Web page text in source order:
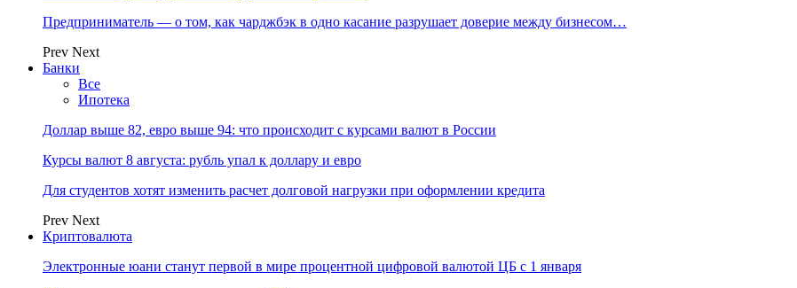
Предприниматель — о том, как чарджбэк в одно касание разрушает доверие между бизнесом…
Prev Next
Банки
Все
Ипотека
Доллар выше 82, евро выше 94: что происходит с курсами валют в России
Курсы валют 8 августа: рубль упал к доллару и евро
Для студентов хотят изменить расчет долговой нагрузки при оформлении кредита
Prev Next
Криптовалюта
Электронные юани станут первой в мире процентной цифровой валютой ЦБ с 1 января